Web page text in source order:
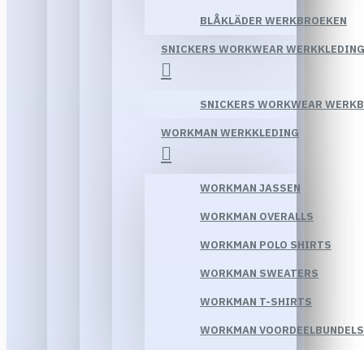
BLÅKLÄDER WERKBROEKEN
SNICKERS WORKWEAR WERKKLEDING
SNICKERS WORKWEAR
WORKMAN WERKKLEDING
WORKMAN JASSEN
WORKMAN OVERALLS
WORKMAN POLO SHIRTS
WORKMAN SWEATERS
WORKMAN T-SHIRTS
WORKMAN VOORDEELBUNDELS